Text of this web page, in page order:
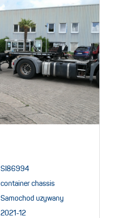
SI86994
container chassis
Samochod uzywany
2021-12